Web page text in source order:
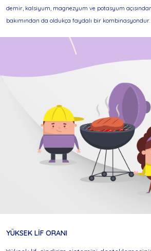
demir, kalsiyum, magnezyum ve potasyum
bakımından da oldukça faydalı bir kombinasyondur.
YÜKSEK LİF ORANI